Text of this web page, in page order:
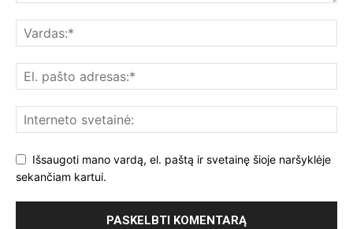
Išsaugoti mano vardą, el. paštą ir svetainę šioje naršyklėje
sekančiam kartui.